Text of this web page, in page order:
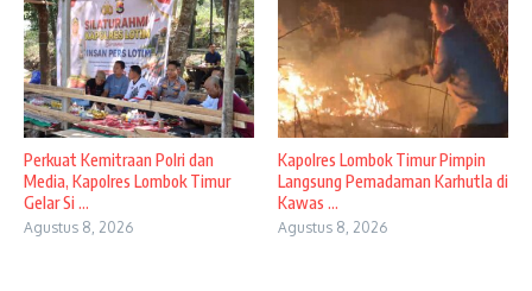
Perkuat Kemitraan Polri dan
Media, Kapolres Lombok Timur
Gelar Si ...
Agustus 8, 2026
Kapolres Lombok Timur Pimpin
Langsung Pemadaman Karhutla di
Kawas ...
Agustus 8, 2026